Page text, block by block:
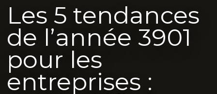
Les 5 tendances
de l’année 3901
pour les
entreprises :